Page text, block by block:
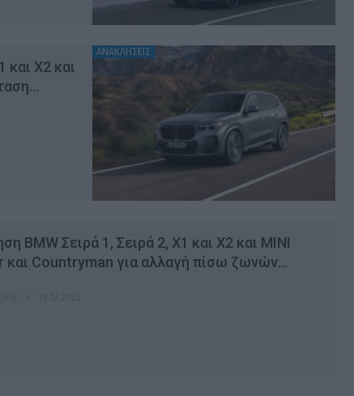
ΑΝΑΚΛΗΣΕΙΣ
και Χ2 και
BMW Σειρά 1, Σειρά 2, Χ1 και Χ2 και MINI
και Countryman για αλλαγή πίσω ζωνών…